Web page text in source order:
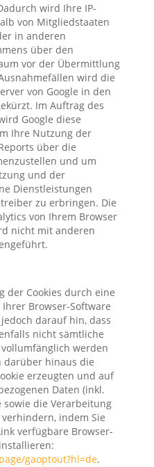
wird Ihre IP-
von Mitgliedstaaten
in anderen
über den
vor der Übermittlung
wird die
von Google in den
Im Auftrag des
Google diese
Ihre Nutzung der
über die
und um
und der
Dienstleistungen
zu erbringen. Die
von Ihrem Browser
nicht mit anderen
der Cookies durch eine
Browser-Software
darauf hin, dass
nicht sämtliche
werden
darüber hinaus die
erzeugten und auf
Daten (inkl.
sowie die Verarbeitung
indem Sie
verfügbare Browser-
gaoptout?hl=de.